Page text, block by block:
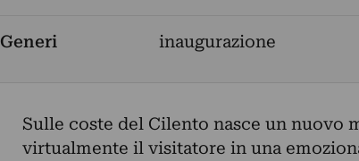
Generi inaugurazione
Sulle coste del Cilento nasce un nuovo
virtualmente il visitatore in una